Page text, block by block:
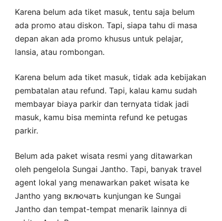
Karena belum ada tiket masuk, tentu saja belum
ada promo atau diskon. Tapi, siapa tahu di masa
depan akan ada promo khusus untuk pelajar,
lansia, atau rombongan.
Karena belum ada tiket masuk, tidak ada kebijakan
pembatalan atau refund. Tapi, kalau kamu sudah
membayar biaya parkir dan ternyata tidak jadi
masuk, kamu bisa meminta refund ke petugas
parkir.
Belum ada paket wisata resmi yang ditawarkan
oleh pengelola Sungai Jantho. Tapi, banyak travel
agent lokal yang menawarkan paket wisata ke
Jantho yang включать kunjungan ke Sungai
Jantho dan tempat-tempat menarik lainnya di